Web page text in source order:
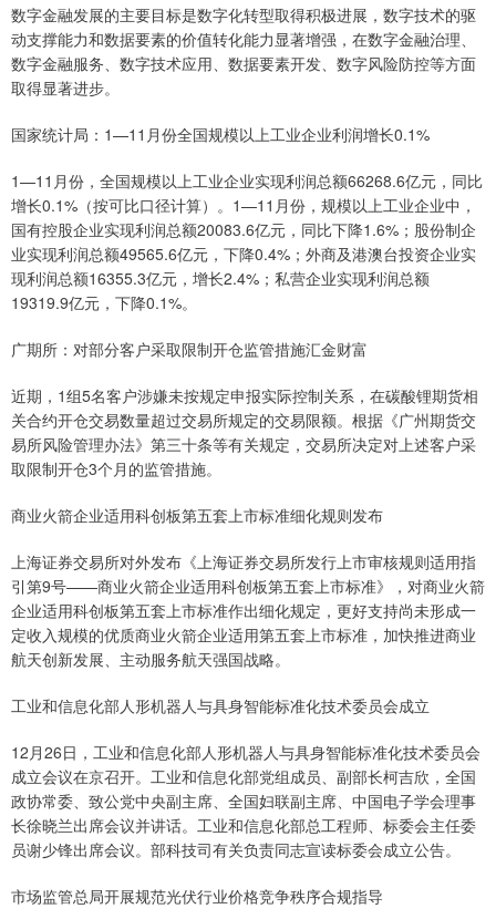
数字金融发展的主要目标是数字化转型取得积极进展，数字技术的驱
动支撑能力和数据要素的价值转化能力显著增强，在数字金融治理、
数字金融服务、数字技术应用、数据要素开发、数字风险防控等方面
取得显著进步。
国家统计局：1—11月份全国规模以上工业企业利润增长0.1%
1—11月份，全国规模以上工业企业实现利润总额66268.6亿元，同比
增长0.1%（按可比口径计算）。1—11月份，规模以上工业企业中，
国有控股企业实现利润总额20083.6亿元，同比下降1.6%；股份制企
业实现利润总额49565.6亿元，下降0.4%；外商及港澳台投资企业实
现利润总额16355.3亿元，增长2.4%；私营企业实现利润总额
19319.9亿元，下降0.1%。
广期所：对部分客户采取限制开仓监管措施汇金财富
近期，1组5名客户涉嫌未按规定申报实际控制关系，在碳酸锂期货相
关合约开仓交易数量超过交易所规定的交易限额。根据《广州期货交
易所风险管理办法》第三十条等有关规定，交易所决定对上述客户采
取限制开仓3个月的监管措施。
商业火箭企业适用科创板第五套上市标准细化规则发布
上海证券交易所对外发布《上海证券交易所发行上市审核规则适用指
引第9号——商业火箭企业适用科创板第五套上市标准》，对商业火箭
企业适用科创板第五套上市标准作出细化规定，更好支持尚未形成一
定收入规模的优质商业火箭企业适用第五套上市标准，加快推进商业
航天创新发展、主动服务航天强国战略。
工业和信息化部人形机器人与具身智能标准化技术委员会成立
12月26日，工业和信息化部人形机器人与具身智能标准化技术委员会
成立会议在京召开。工业和信息化部党组成员、副部长柯吉欣，全国
政协常委、致公党中央副主席、全国妇联副主席、中国电子学会理事
长徐晓兰出席会议并讲话。工业和信息化部总工程师、标委会主任委
员谢少锋出席会议。部科技司有关负责同志宣读标委会成立公告。
市场监管总局开展规范光伏行业价格竞争秩序合规指导